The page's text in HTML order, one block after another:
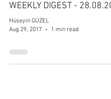
WEEKLY DIGEST -
Hüseyin GÜZEL
Aug 29, 2017
1 min read